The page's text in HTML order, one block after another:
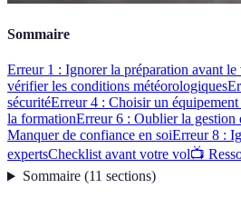
Sommaire
Erreur 1 : Ignorer la préparation avant le
vérifier les conditions météorologiques
sécuritéErreur 4 : Choisir un équipement
la formationErreur 6 : Oublier la gestion
Manquer de confiance en soiErreur 8 :
expertsChecklist avant votre vol📺
Sommaire(11 sections)